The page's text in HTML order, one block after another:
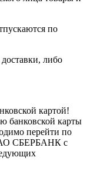
по
либо
картой!
банковской карты
перейти по
СБЕРБАНК с